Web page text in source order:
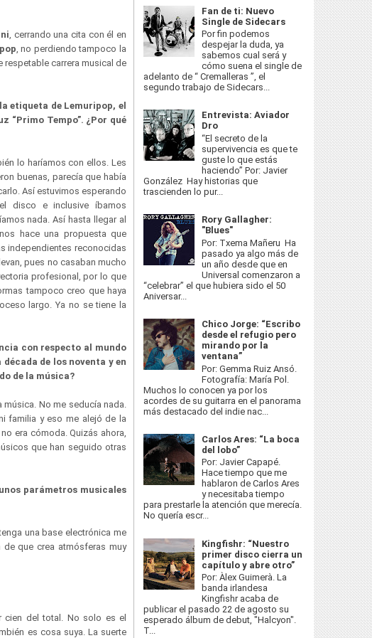
, cerrando una cita con él en
, no perdiendo tampoco la
respetable carrera musical de
etiqueta de Lemuripop, el
“Primo Tempo”. ¿Por qué
lo haríamos con ellos. Les
buenas, parecía que había
Así estuvimos esperando
disco e inclusive íbamos
nada. Así hasta llegar al
hace una propuesta que
independientes reconocidas
pues no casaban mucho
profesional, por lo que
tampoco creo que haya
largo. Ya no se tiene la
con respecto al mundo
de los noventa y en
de la música?
No me seducía nada.
familia y eso me alejó de la
era cómoda. Quizás ahora,
que han seguido otras
parámetros musicales
una base electrónica me
que crea atmósferas muy
cien del total. No solo es el
es cosa suya. La suerte
Fan de ti: Nuevo
Single de Sidecars
Por fin podemos
despejar la duda, ya
sabemos cual será y
cómo suena el single de
adelanto de “ Cremalleras ”, el
segundo trabajo de Sidecars...
Entrevista: Aviador
Dro
“El secreto de la
supervivencia es que te
guste lo que estás
haciendo” Por: Javier
González Hay historias que
trascienden lo pur...
Rory Gallagher:
"Blues"
Por: Txema Mañeru Ha
pasado ya algo más de
un año desde que en
Universal comenzaron a
“celebrar” el que hubiera sido el 50
Aniversar...
Chico Jorge: “Escribo
desde el refugio pero
mirando por la
ventana”
Por: Gemma Ruiz Ansó.
Fotografía: María Pol.
Muchos lo conocen ya por los
acordes de su guitarra en el panorama
más destacado del indie nac...
Carlos Ares: “La boca
del lobo”
Por: Javier Capapé.
Hace tiempo que me
hablaron de Carlos Ares
y necesitaba tiempo
para prestarle la atención que merecía.
No quería escr...
Kingfishr: “Nuestro
primer disco cierra un
capítulo y abre otro”
Por: Àlex Guimerà. La
banda irlandesa
Kingfishr acaba de
publicar el pasado 22 de agosto su
esperado álbum de debut, "Halcyon".
T...